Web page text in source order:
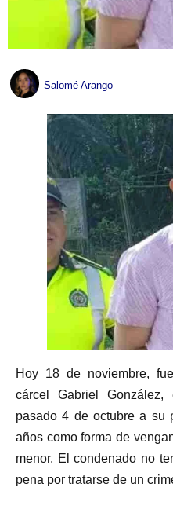
Salomé Arango
Hoy 18 de noviembre,
cárcel Gabriel
pasado 4 de octubre a su
años como forma de
menor. El condenado no
pena por tratarse de un